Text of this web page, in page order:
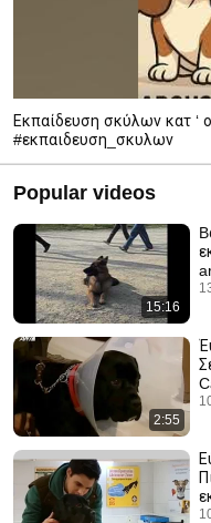
Εκπαίδευση σκύλων κατ ‘
#εκπαιδευση_σκυλων
Popular videos
15:16
2:55